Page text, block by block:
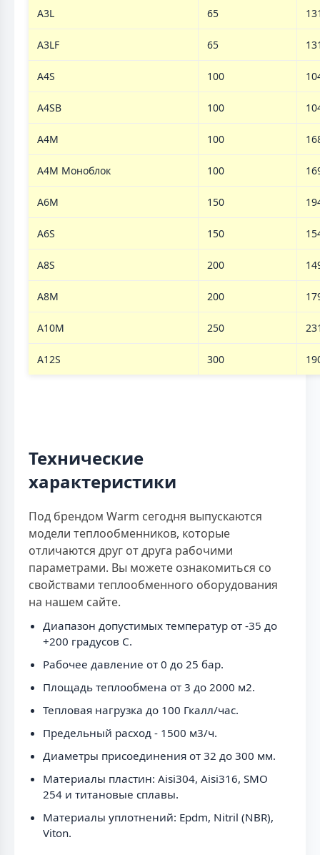
A3L 65
A3LF 65
A4S 100
A4SB 100
A4M 100
A4M Моноблок 100
A6M 150
A6S 150
A8S 200
A8M 200
A10M 250
A12S 300
Технические
характеристики
Под брендом Warm сегодня выпускаются
модели теплообменников, которые
отличаются друг от друга рабочими
параметрами. Вы можете ознакомиться со
свойствами теплообменного оборудования
на нашем сайте.
Диапазон допустимых температур от -35 до
+200 градусов C.
Рабочее давление от 0 до 25 бар.
Площадь теплообмена от 3 до 2000 м2.
Тепловая нагрузка до 100 Гкалл/час.
Предельный расход - 1500 м3/ч.
Диаметры присоединения от 32 до 300 мм.
Материалы пластин: Aisi304, Aisi316, SMO
254 и титановые сплавы.
Материалы уплотнений: Epdm, Nitril (NBR),
Viton.